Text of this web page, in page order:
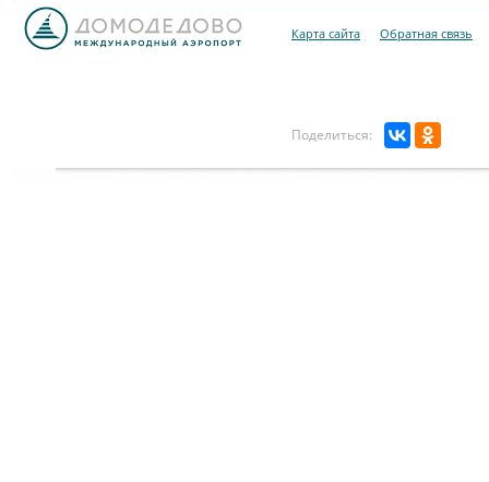
Карта сайта Обратная связь
Поделиться: